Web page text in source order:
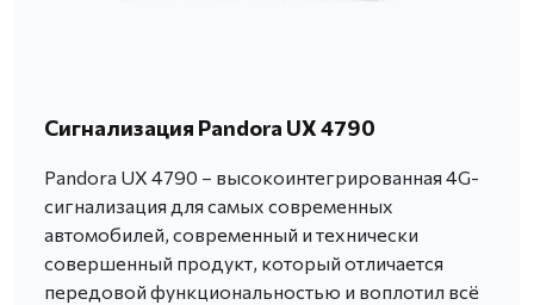
Сигнализация Pandora UX 4790
Pandora UX 4790 – высокоинтегрированная 4G-
сигнализация для самых современных
автомобилей, современный и технически
совершенный продукт, который отличается
передовой функциональностью и воплотил всё